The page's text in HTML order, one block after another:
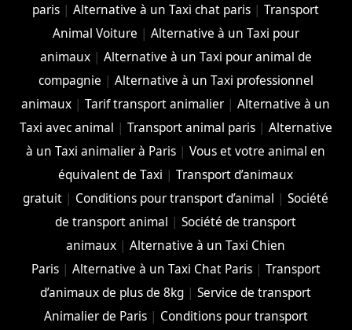
paris |Alternative à un Taxi chat paris |Transport
Animal Voiture | Alternative à un Taxi pour
animaux| Alternative à un Taxi pour animal de
compagnie | Alternative à un Taxi professionnel
animaux |Tarif transport animalier |Alternative à un
Taxi avec animal | Transport animal paris| Alternative
à un Taxi animalier à Paris |Vous et votre animal en
équivalent de Taxi |Transport d’animaux
gratuit | Conditions pour transport d’animal |Société
de transport animal |Société de transport
animaux |Alternative à un Taxi Chien
Paris| Alternative à un Taxi Chat Paris| Transport
d’animaux de plus de 8kg |Service de transport
Animalier de Paris| Conditions pour transport